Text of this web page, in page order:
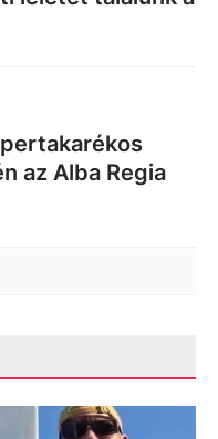
az Alba Regia